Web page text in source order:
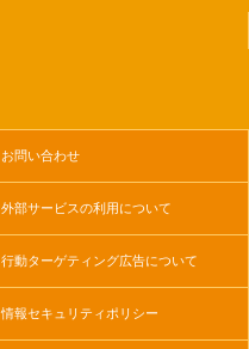
お問い合わせ
外部サービスの利用について
行動ターゲティング広告について
情報セキュリティポリシー